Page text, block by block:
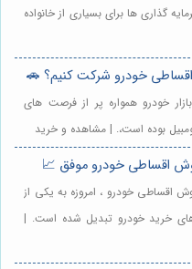
گذاری ها برای بسیاری از خانواده
خودرو شرکت کنیم؟ 🚗
خودرو همواره پر از فرصت های
بوده است،. | مشاهده و خرید
اقساطی خودرو موفق 📈
اقساطی خودرو ، امروزه به یکی از
خرید خودرو تبدیل شده است. |